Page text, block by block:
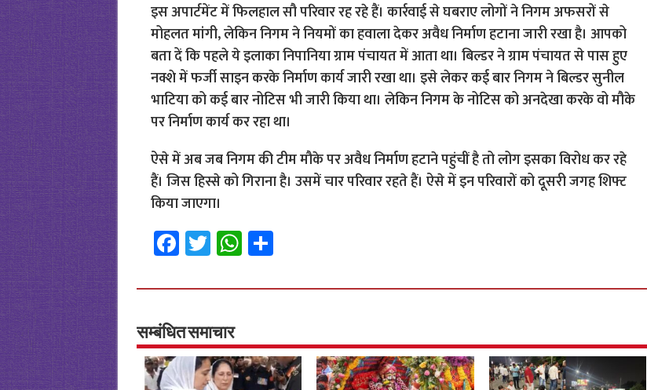
इस अपार्टमेंट में फिलहाल सौ परिवार रह रहे हैं। कार्रवाई से घबराए लोगों ने निगम अफसरों से
मोहलत मांगी, लेकिन निगम ने नियमों का हवाला देकर अवैध निर्माण हटाना जारी रखा है। आपको
बता दें कि पहले ये इलाका निपानिया ग्राम पंचायत में आता था। बिल्डर ने ग्राम पंचायत से पास हुए
नक्शे में फर्जी साइन करके निर्माण कार्य जारी रखा था। इसे लेकर कई बार निगम ने बिल्डर सुनील
भाटिया को कई बार नोटिस भी जारी किया था। लेकिन निगम के नोटिस को अनदेखा करके वो मौके
पर निर्माण कार्य कर रहा था।
ऐसे में अब जब निगम की टीम मौके पर अवैध निर्माण हटाने पहुंचीं है तो लोग इसका विरोध कर रहे
हैं। जिस हिस्से को गिराना है। उसमें चार परिवार रहते हैं। ऐसे में इन परिवारों को दूसरी जगह शिफ्ट
किया जाएगा।
Fa
ce
b
o
o
k
T
wi
tt
er
W
h
at
p
p
S
h
ar
सम्बंधित समाचार